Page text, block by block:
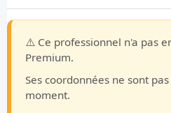
⚠️ Ce professionnel n'a pas
Premium.
Ses coordonnées ne sont
moment.